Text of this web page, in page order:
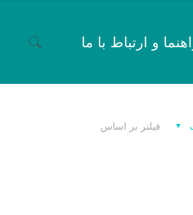
و ارتباط با ما
فیلتر بر اساس